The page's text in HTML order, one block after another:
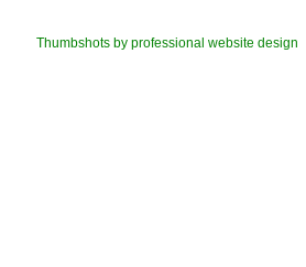
Thumbshots by professional website design